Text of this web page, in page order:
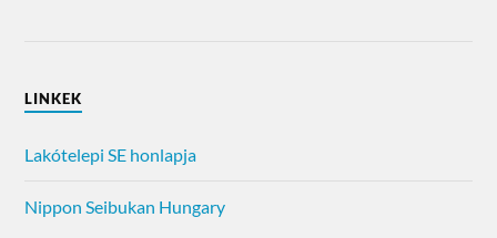
LINKEK
Lakótelepi SE honlapja
Nippon Seibukan Hungary